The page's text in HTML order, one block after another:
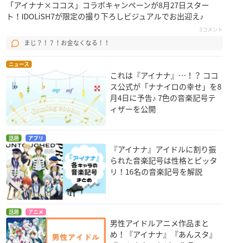
「アイナナ×ココス」コラボキャンペーンが8月27日スター
ト！IDOLiSH7が限定の撮り下ろしビジュアルでお出迎え♪
3コメント
まじ？！？！お金なくなる！！
ニュース
これは『アイナナ』…！？ ココ
ス公式が「ナナイロの幸せ」を8
月4日に予告♪ 7色の音楽記号テ
ィザーを公開
話題 アプリ
『アイナナ』アイドルに割り振
られた音楽記号は性格とピッタ
リ！16名の音楽記号を解説
話題 アニメ
男性アイドルアニメ作品まと
め！『アイナナ』『あんスタ』